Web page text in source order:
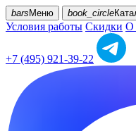
bars Меню book_circle
Условия работы Скидки О
+7 (495) 921-39-22